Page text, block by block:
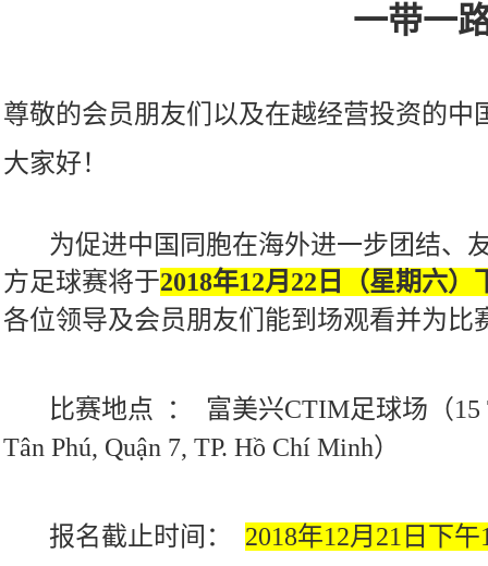
一带一
尊敬的会员朋友们 以及在越经营投资的中
大家好！
为促进中国同胞在海外进一步团结、
方足球赛将于2018年12月 22 日（星期六）
各位领导及会员朋友们能到场观看并为比
比赛地点 ： 富美兴CTIM足球场（
Tân Phú, Quận 7, TP. Hồ Chí Minh）
报名截止时间： 2018年12月 21 日下午